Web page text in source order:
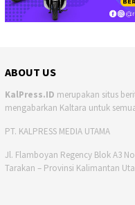
ABOUT US
KalPress.ID merupakan situs
mengabarkan Kaltara untuk
PT. KALPRESS MEDIA UTAMA
Jl. Flamboyan Regency Blok A3
Tarakan – Provinsi Kalimantan